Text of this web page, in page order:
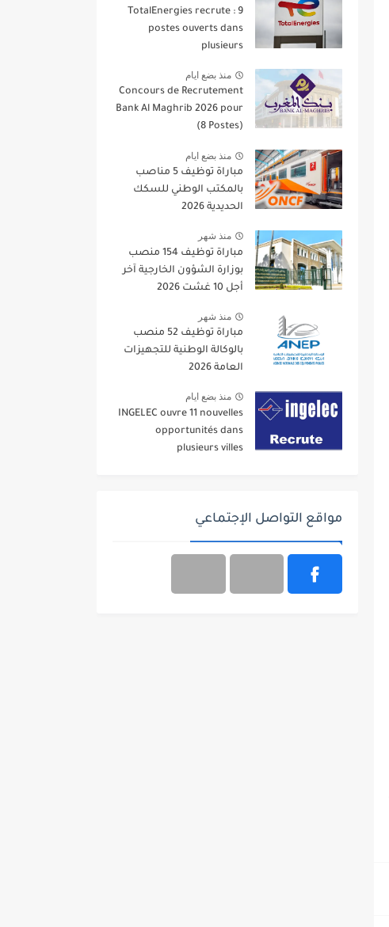
TotalEnergies recrute : 9
postes ouverts dans
plusieurs
منذ بضع ايام
Concours de Recrutement
Bank Al Maghrib 2026 pour
(8 Postes)
منذ بضع ايام
مباراة توظيف 5 مناصب
بالمكتب الوطني للسكك
الحديدية 2026
منذ شهر
مباراة توظيف 154 منصب
بوزارة الشؤون الخارجية آخر
أجل 10 غشت 2026
منذ شهر
مباراة توظيف 52 منصب
بالوكالة الوطنية للتجهيزات
العامة 2026
منذ بضع ايام
INGELEC ouvre 11 nouvelles
opportunités dans
plusieurs villes
مواقع التواصل الإجتماعي